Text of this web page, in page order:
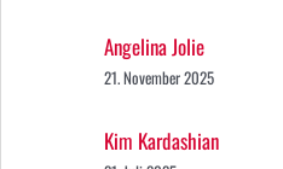
Angelina Jolie
21. November 2025
Kim Kardashian